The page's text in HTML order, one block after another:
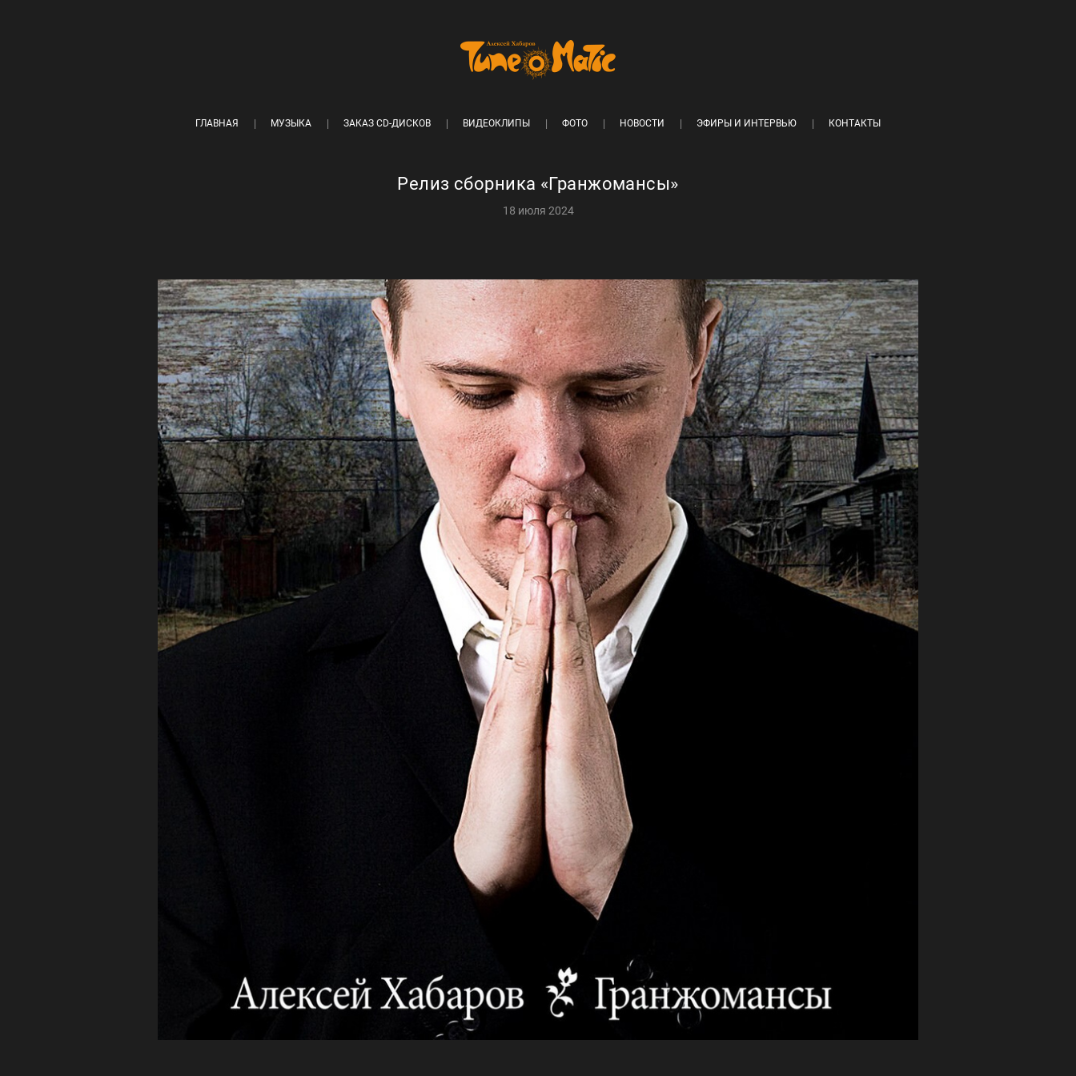
ГЛАВНАЯ МУЗЫКА ЗАКАЗ CD-ДИСКОВ ВИДЕОКЛИПЫ ФОТО НОВОСТИ ЭФИРЫ И ИНТЕРВЬЮ КОНТАКТЫ
Релиз сборника «Гранжомансы»
18 июля 2024